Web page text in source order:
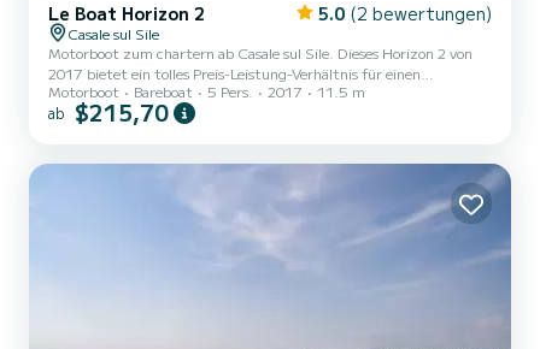
Le Boat Horizon 2 5.0 (2 bewertungen)
Casale sul Sile
Motorboot zum chartern ab Casale sul Sile. Dieses Horizon 2 von
2017 bietet ein tolles Preis-Leistung-Verhältnis für einen
mehrtägigen oder mehrwöchigen Törn. Das Boot hat 2 Kabinen mit
allem Komfort und eine Kapazität von 5 Personen. Mit einer
Horizon 2 - Premier 7 über 2 Toiletten mit Dusche Es ist unter...
Motorboot Bareboat 5 Pers. 2017 11.5 m
ab $215,70